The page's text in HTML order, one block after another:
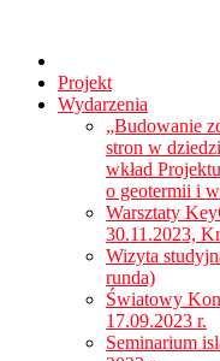
Projekt
Wydarzenia
„Budowanie
stron w
wkład
o geotermii i
Warsztaty
30.11.2023,
Wizyta
runda)
Światowy
17.09.2023 r.
Seminarium